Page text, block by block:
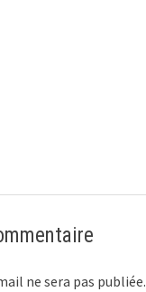
ne sera pas publiée.